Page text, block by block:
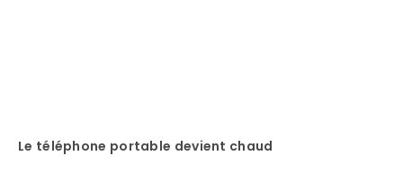
Le téléphone portable devient chaud